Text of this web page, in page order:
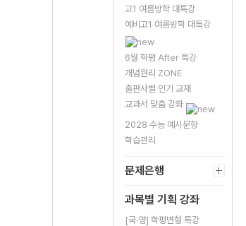
고1 여름방학 대특강
예비고1 여름방학 대특강
6월 학평 After 특강
개념원리 ZONE
출판사별 인기 교재
교과서 맞춤 강좌
2028 수능 예시문항
학습관리
문제은행
과목별 기획 강좌
[국·영] 학평변형 특강